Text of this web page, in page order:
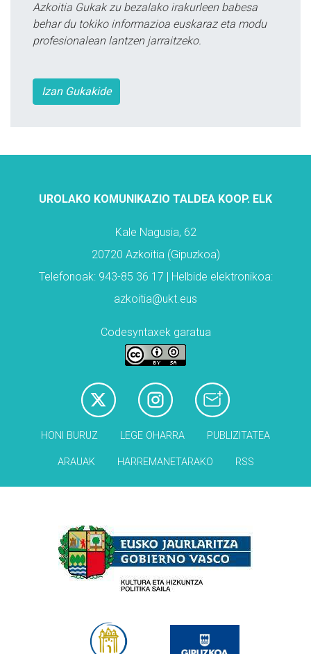
Azkoitia Gukak zu bezalako irakurleen babesa
behar du tokiko informazioa euskaraz eta modu
profesionalean lantzen jarraitzeko.
Izan Gukakide
UROLAKO KOMUNIKAZIO TALDEA KOOP. ELK
Kale Nagusia, 62
20720 Azkoitia (Gipuzkoa)
Telefonoak: 943-85 36 17 | Helbide elektronikoa:
azkoitia@ukt.eus
Codesyntaxek garatua
HONI BURUZ LEGE OHARRA PUBLIZITATEA
ARAUAK HARREMANETARAKO RSS